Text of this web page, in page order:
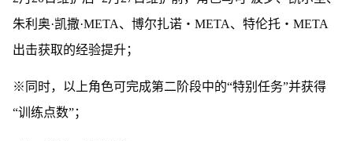
朱利奥·凯撒·META、博尔扎诺・META、特伦托・META
出击获取的经验提升；
※同时，以上角色可完成第二阶段中的“特别任务”并获得
“训练点数”；